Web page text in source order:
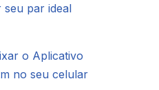
seu par ideal
o Aplicativo
no seu celular